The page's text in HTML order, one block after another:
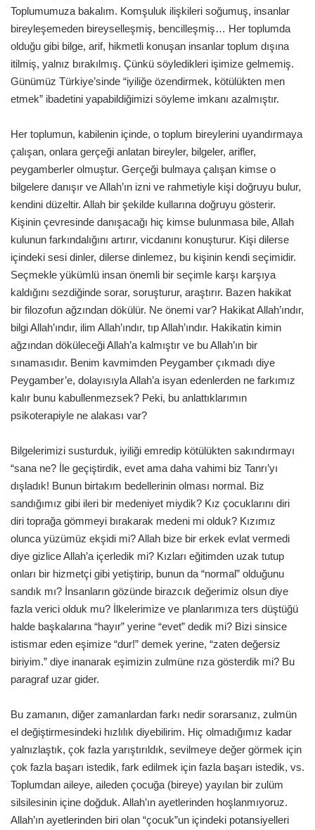
Toplumumuza bakalım. Komşuluk ilişkileri soğumuş, insanlar
bireyleşemeden bireyselleşmiş, bencilleşmiş… Her toplumda
olduğu gibi bilge, arif, hikmetli konuşan insanlar toplum dışına
itilmiş, yalnız bırakılmış. Çünkü söyledikleri işimize gelmemiş.
Günümüz Türkiye’sinde “iyiliğe özendirmek, kötülükten men
etmek” ibadetini yapabildiğimizi söyleme imkanı azalmıştır.
Her toplumun, kabilenin içinde, o toplum bireylerini uyandırmaya
çalışan, onlara gerçeği anlatan bireyler, bilgeler, arifler,
peygamberler olmuştur. Gerçeği bulmaya çalışan kimse o
bilgelere danışır ve Allah’ın izni ve rahmetiyle kişi doğruyu bulur,
kendini düzeltir. Allah bir şekilde kullarına doğruyu gösterir.
Kişinin çevresinde danışacağı hiç kimse bulunmasa bile, Allah
kulunun farkındalığını artırır, vicdanını konuşturur. Kişi dilerse
içindeki sesi dinler, dilerse dinlemez, bu kişinin kendi seçimidir.
Seçmekle yükümlü insan önemli bir seçimle karşı karşıya
kaldığını sezdiğinde sorar, soruşturur, araştırır. Bazen hakikat
bir filozofun ağzından dökülür. Ne önemi var? Hakikat Allah’ındır,
bilgi Allah’ındır, ilim Allah’ındır, tıp Allah’ındır. Hakikatin kimin
ağzından döküleceği Allah’a kalmıştır ve bu Allah’ın bir
sınamasıdır. Benim kavmimden Peygamber çıkmadı diye
Peygamber’e, dolayısıyla Allah’a isyan edenlerden ne farkımız
kalır bunu kabullenmezsek? Peki, bu anlattıklarımın
psikoterapiyle ne alakası var?
Bilgelerimizi susturduk, iyiliği emredip kötülükten sakındırmayı
“sana ne? İle geçiştirdik, evet ama daha vahimi biz Tanrı’yı
dışladık! Bunun birtakım bedellerinin olması normal. Biz
sandığımız gibi ileri bir medeniyet miydik? Kız çocuklarını diri
diri toprağa gömmeyi bırakarak medeni mi olduk? Kızımız
olunca yüzümüz ekşidi mi? Allah bize bir erkek evlat vermedi
diye gizlice Allah’a içerledik mi? Kızları eğitimden uzak tutup
onları bir hizmetçi gibi yetiştirip, bunun da “normal” olduğunu
sandık mı? İnsanların gözünde birazcık değerimiz olsun diye
fazla verici olduk mu? İlkelerimize ve planlarımıza ters düştüğü
halde başkalarına “hayır” yerine “evet” dedik mi? Bizi sinsice
istismar eden eşimize “dur!” demek yerine, “zaten değersiz
biriyim.” diye inanarak eşimizin zulmüne rıza gösterdik mi? Bu
paragraf uzar gider.
Bu zamanın, diğer zamanlardan farkı nedir sorarsanız, zulmün
el değiştirmesindeki hızlılık diyebilirim. Hiç olmadığımız kadar
yalnızlaştık, çok fazla yarıştırıldık, sevilmeye değer görmek için
çok fazla başarı istedik, fark edilmek için fazla başarı istedik, vs.
Toplumdan aileye, aileden çocuğa (bireye) yayılan bir zulüm
silsilesinin içine doğduk. Allah’ın ayetlerinden hoşlanmıyoruz.
Allah’ın ayetlerinden biri olan “çocuk”un içindeki potansiyelleri